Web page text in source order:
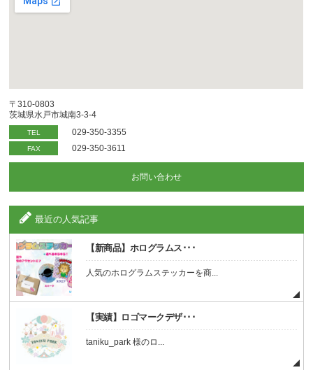
〒310-0803
茨城県水戸市城南3-3-4
TEL 029-350-3355
FAX 029-350-3611
お問い合わせ
最近の人気記事
【新商品】ホログラムス･･･
人気のホログラムステッカーを商...
【実績】ロゴマークデザ･･･
taniku_park 様のロ...